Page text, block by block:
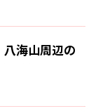
八海山周辺の